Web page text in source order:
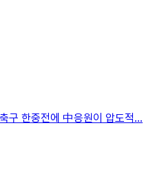
구 한중전에 中응원이 압도적…